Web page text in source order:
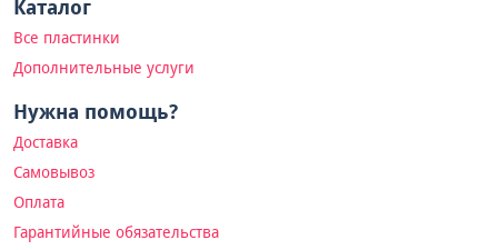
Каталог
Все пластинки
Дополнительные услуги
Нужна помощь?
Доставка
Самовывоз
Оплата
Гарантийные обязательства